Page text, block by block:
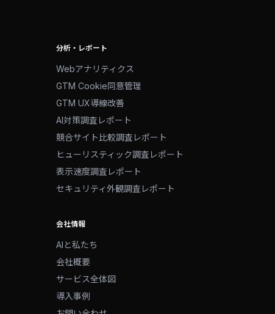
分析・レポート
Webアナリティクス
GTM Cookie同意管理
GTM UX導線改善
AI対策調査レポート
競合サイト比較調査レポート
ヒューリスティック調査レポート
表示速度調査レポート
セキュリティ外観調査レポート
会社情報
AIと私たち
会社概要
サービス全体図
導入事例